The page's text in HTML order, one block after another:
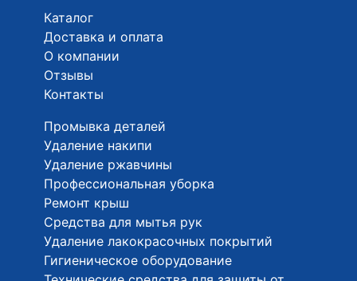
Каталог
Доставка и оплата
О компании
Отзывы
Контакты
Промывка деталей
Удаление накипи
Удаление ржавчины
Профессиональная уборка
Ремонт крыш
Средства для мытья рук
Удаление лакокрасочных покрытий
Гигиеническое оборудование